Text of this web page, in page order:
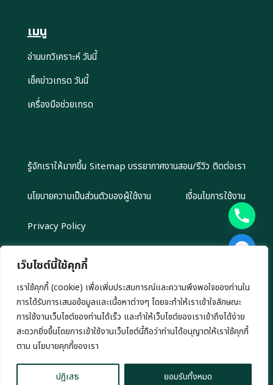
เว็บไซต์นี้ใช้คุกกี้
เราใช้คุกกี้ (cookie) เพื่อเพิ่มประสบการณ์และความพึงพอใจของท่านใน
การได้รับการเสนอข้อมูลและเนื้อหาต่างๆ โดยจะทำให้เราเข้าใจลักษณะ
การใช้งานเว็บไซต์ของท่านได้เร็ว และทำให้เว็บไซต์ของเราเข้าถึงได้ง่าย
สะดวกยิ่งขึ้นโดยการเข้าใช้งานเว็บไซต์นี้ถือว่าท่านได้อนุญาตให้เราใช้คุกกี้
ตาม นโยบายคุกกี้ของเรา
ปฎิเสธ ยอมรับทั้งหมด
เมนู
อ่านบทวิเคราะห์ วันนี้
เช็คข่าวเทรด วันนี้
เครื่องมือช่วยเทรด
รู้จักเราให้มากขึ้น Sitemap บรรยากาศงานสอน/รีวิว ติดต่อเรา
นโยบายความเป็นส่วนตัวของผู้ใช้งาน เงื่อนไขการใช้งาน
Privacy Policy
Copyright 2024 EliteGroupAcademy.com © สงวนลิขสิทธิ์ตาม
กฎหมาย ห้ามนำไปทำซ้ำ หรือคัดลอกข้อมูลโดยไม่ได้รับอนุญาต
เรามีนโยบาย นำเสนอข้อมูลอย่างโปร่งสัยและเป็นกลาง ทุกข้อมูลที่นำเสนอ เรา
ไม่มีเจตนาชักชวนการลงทุน หรือ ชี้นำการลงทุนใดๆ ทั้งสิ้น
chaty